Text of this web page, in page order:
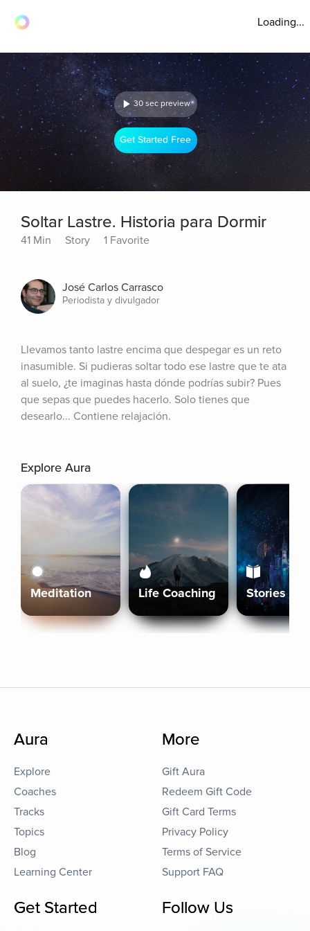
Loading...
30 sec preview
Get Started Free
Soltar Lastre. Historia para Dormir
41 Min Story 1 Favorite
José Carlos Carrasco
Periodista y divulgador
Llevamos tanto lastre encima que despegar es un reto
inasumible. Si pudieras soltar todo ese lastre que te ata
al suelo, ¿te imaginas hasta dónde podrías subir? Pues
que sepas que puedes hacerlo. Solo tienes que
desearlo... Contiene relajación.
Explore Aura
Meditation Life Coaching Stories
Aura
Explore
Coaches
Tracks
Topics
Blog
Learning Center
More
Gift Aura
Redeem Gift Code
Gift Card Terms
Privacy Policy
Terms of Service
Support FAQ
Get Started Follow Us